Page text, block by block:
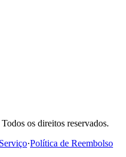
os direitos reservados.
·Política de Reembolso